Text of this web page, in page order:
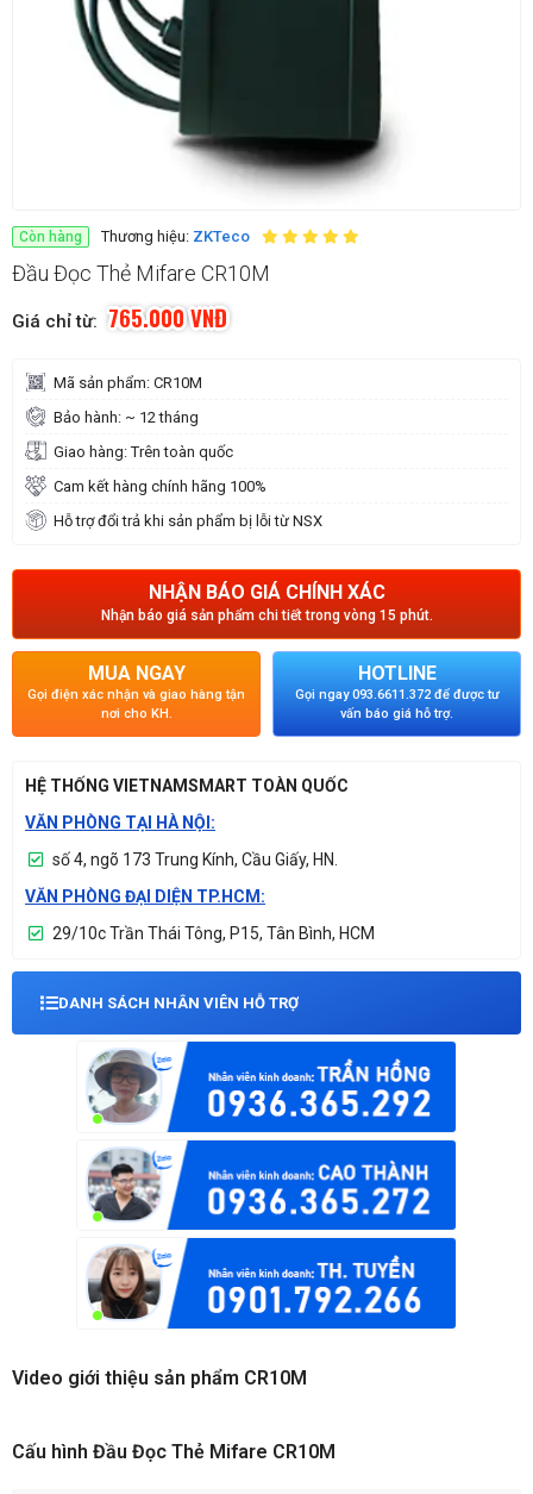
Còn hàng Thương hiệu: ZKTeco
Đầu Đọc Thẻ Mifare CR10M
765.000VNĐ
Mã sản phẩm: CR10M
Bảo hành: ~ 12 tháng
Giao hàng: Trên toàn quốc
Cam kết hàng chính hãng 100%
Hỗ trợ đổi trả khi sản phẩm bị lỗi từ NSX
NHẬN BÁO GIÁ CHÍNH XÁC
Nhận báo giá sản phẩm chi tiết trong vòng 15 phút.
MUA NGAY
Gọi điện xác nhận và giao hàng tận
nơi cho KH.
HOTLINE
Gọi ngay 093.6611.372 để được tư
vấn báo giá hỗ trợ.
HỆ THỐNG VIETNAMSMART TOÀN QUỐC
VĂN PHÒNG TẠI HÀ NỘI:
số 4, ngõ 173 Trung Kính, Cầu Giấy, HN.
VĂN PHÒNG ĐẠI DIỆN TP.HCM:
29/10c Trần Thái Tông, P15, Tân Bình, HCM
DANH SÁCH NHÂN VIÊN HỖ TRỢ
Video giới thiệu sản phẩm CR10M
Cấu hình Đầu Đọc Thẻ Mifare CR10M